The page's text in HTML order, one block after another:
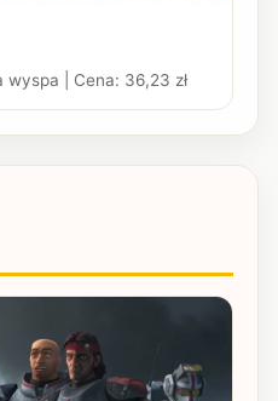
wyspa | Cena: 36,23 zł